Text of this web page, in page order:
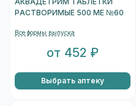
АКВАДЕТРИМ ТАБЛЕТКИ
РАСТВОРИМЫЕ 500 МЕ №60
Все формы выпуска
от 452 ₽
Выбрать аптеку